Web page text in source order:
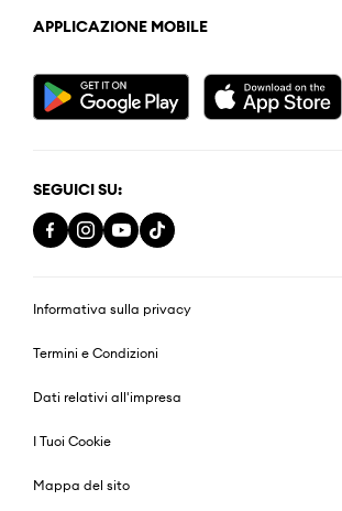
APPLICAZIONE MOBILE
SEGUICI SU:
Informativa sulla privacy
Termini e Condizioni
Dati relativi all'impresa
I Tuoi Cookie
Mappa del sito